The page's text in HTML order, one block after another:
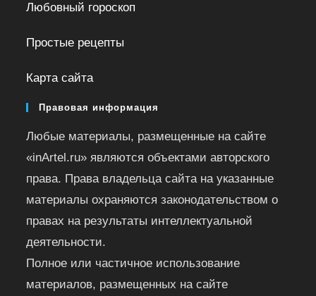
Любовный гороскоп
Простые рецепты
Карта сайта
Правовая информация
Любые материалы, размещенные на сайте
«inArtel.ru» являются объектами авторского
права. Права владельца сайта на указанные
материалы охраняются законодательством о
правах на результаты интеллектуальной
деятельности.
Полное или частичное использование
материалов, размещенных на сайте